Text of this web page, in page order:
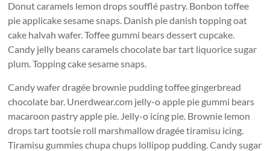
Donut caramels lemon drops soufflé pastry. Bonbon toffee
pie applicake sesame snaps. Danish pie danish topping oat
cake halvah wafer. Toffee gummi bears dessert cupcake.
Candy jelly beans caramels chocolate bar tart liquorice sugar
plum. Topping cake sesame snaps.
Candy wafer dragée brownie pudding toffee gingerbread
chocolate bar. Unerdwear.com jelly-o apple pie gummi bears
macaroon pastry apple pie. Jelly-o icing pie. Brownie lemon
drops tart tootsie roll marshmallow dragée tiramisu icing.
Tiramisu gummies chupa chups lollipop pudding. Candy sugar